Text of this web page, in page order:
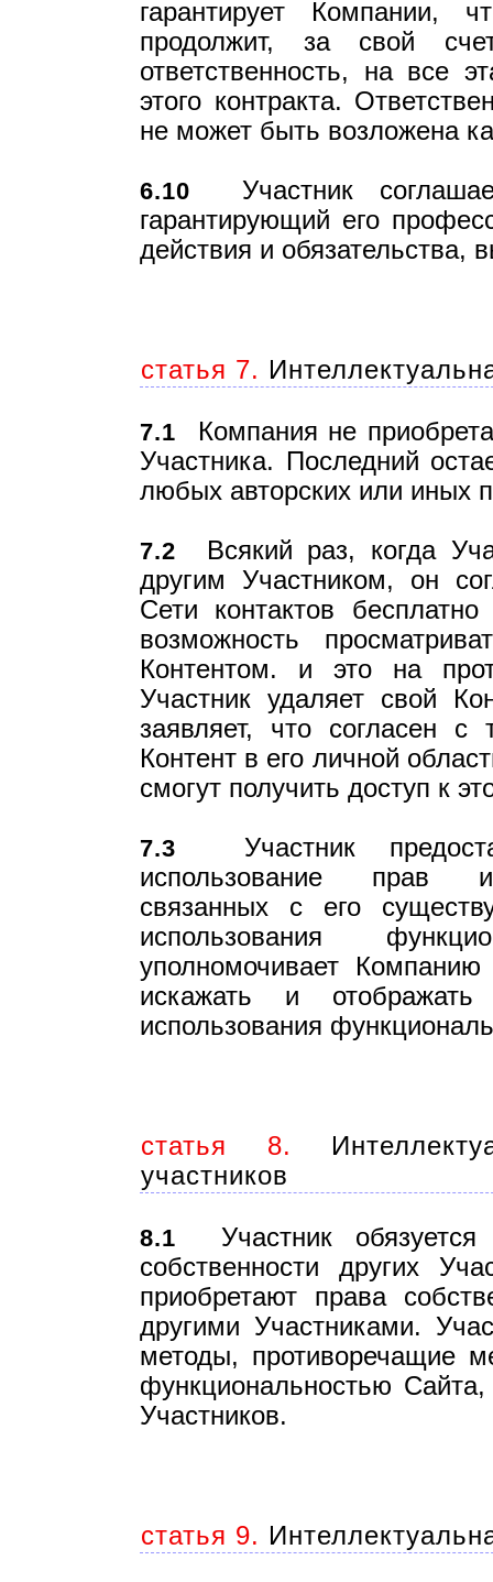
гарантирует Компании,
продолжит, за свой
ответственность, на все
этого контракта.
не может быть возложена
6.10 Участник
гарантирующий его
действия и обязательства,
статья 7.
7.1 Компания не
Участника. Последний
любых авторских или иных
7.2 Всякий раз, когда
другим Участником, он
Сети контактов
возможность
Контентом. и это на
Участник удаляет свой
заявляет, что согласен
Контент в его личной
смогут получить доступ к
7.3 Участник
использование прав
связанных с его
использования
уполномочивает Компанию
искажать и
использования
статья 8.
участников
8.1 Участник обязуется
собственности других
приобретают права
другими Участниками.
методы, противоречащие
функциональностью
Участников.
статья 9.